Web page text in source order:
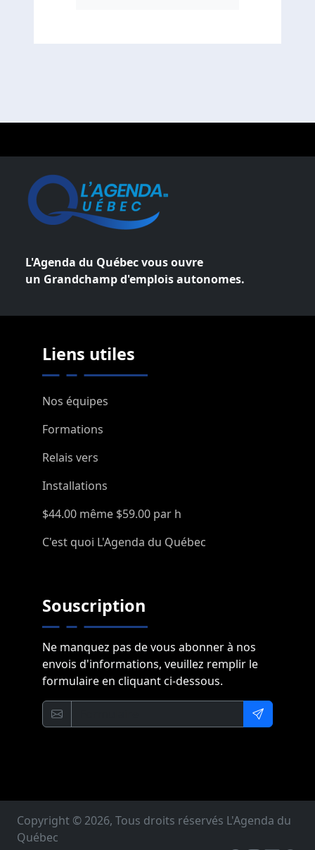
L'Agenda du Québec vous ouvre
un Grandchamp d'emplois autonomes.
Liens utiles
Nos équipes
Formations
Relais vers
Installations
$44.00 même $59.00 par h
C'est quoi L'Agenda du Québec
Souscription
Ne manquez pas de vous abonner à nos
envois d'informations, veuillez remplir le
formulaire en cliquant ci-dessous.
Copyright © 2026, Tous droits réservés L'Agenda du
Québec